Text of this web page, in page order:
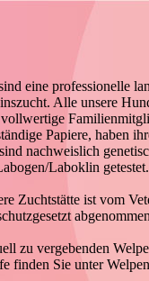
eine professionelle
Alle unsere
Papiere, haben
nachweislich
Laboklin getestet.
Zuchtstätte ist vom
zu vergebenden
finden Sie unter